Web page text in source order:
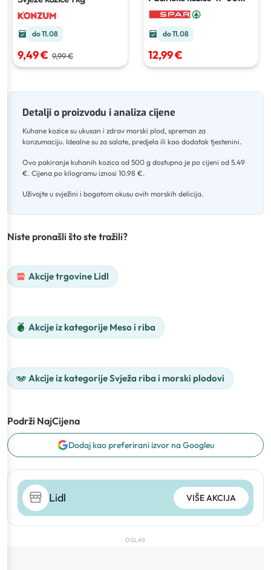
do 11.08
9,49 € 9,99 €
kom/kg
do 11.08
12,99 €
Detalji o proizvodu i analiza cijene
Kuhane kozice su ukusan i zdrav morski plod, spreman za
konzumaciju. Idealne su za salate, predjela ili kao dodatak tjestenini.
Ovo pakiranje kuhanih kozica od 500 g dostupno je po cijeni od 5.49
€. Cijena po kilogramu iznosi 10.98 €.
Uživajte u svježini i bogatom okusu ovih morskih delicija.
Niste pronašli što ste tražili?
Akcije trgovine Lidl
Akcije iz kategorije Meso i riba
Akcije iz kategorije Svježa riba i morski plodovi
Podrži NajCijena
Dodaj kao preferirani izvor na Googleu
Lidl VIŠE AKCIJA
OGLAS